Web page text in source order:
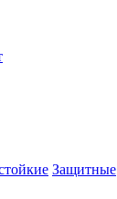
Защитные